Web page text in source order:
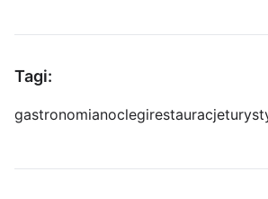
Tagi:
gastronomianoclegirestauracje